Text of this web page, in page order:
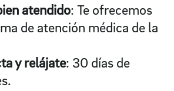
atendido: Te ofrecemos
de atención médica de la
y relájate: 30 días de